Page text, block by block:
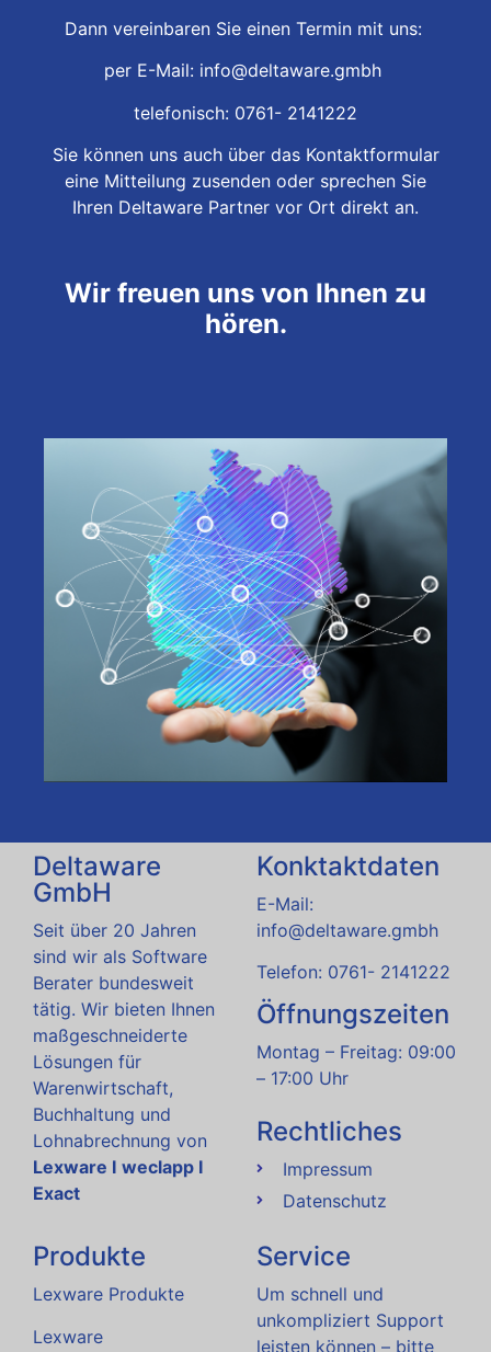
Dann vereinbaren Sie einen Termin mit uns:
per E-Mail: info@deltaware.gmbh
telefonisch: 0761- 2141222
Sie können uns auch über das Kontaktformular
eine Mitteilung zusenden oder sprechen Sie
Ihren Deltaware Partner vor Ort direkt an.
Wir freuen uns von Ihnen zu
hören.
Deltaware
GmbH
Seit über 20 Jahren
sind wir als Software
Berater bundesweit
tätig. Wir bieten Ihnen
maßgeschneiderte
Lösungen für
Warenwirtschaft,
Buchhaltung und
Lohnabrechnung von
Lexware I weclapp I
Exact
Konktaktdaten
E-Mail:
info@deltaware.gmbh
Telefon: 0761- 2141222
Öffnungszeiten
Montag – Freitag: 09:00
– 17:00 Uhr
Rechtliches
Impressum
Datenschutz
Produkte
Lexware Produkte
Lexware
Service
Um schnell und
unkompliziert Support
leisten können – bitte